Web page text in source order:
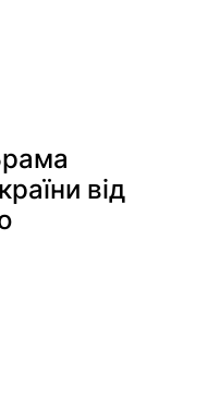
від